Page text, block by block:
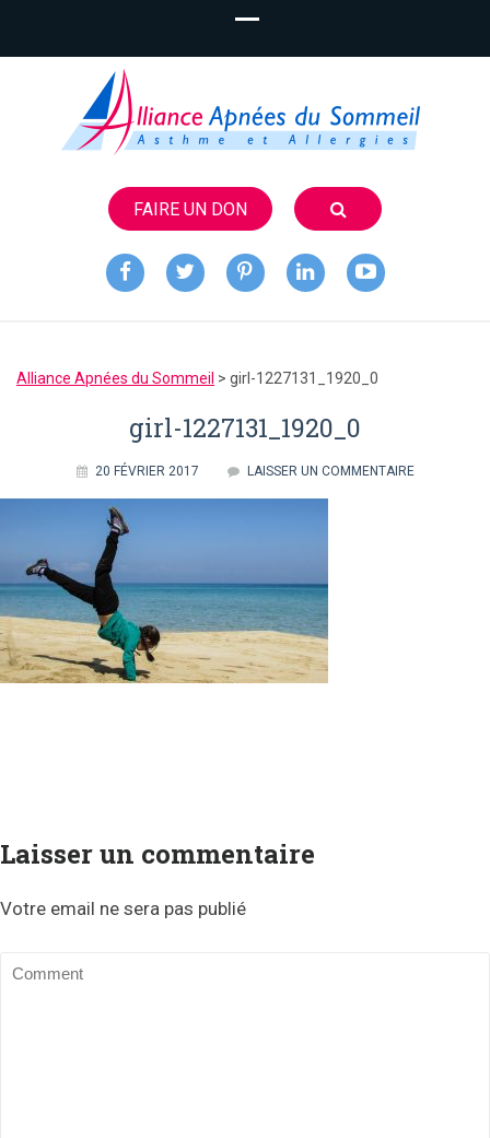
FAIRE UN DON
Alliance
Apnées du
Sommeil
Alliance Apnées du Sommeil > girl-1227131_1920_0
girl-1227131_1920_0
20 FÉVRIER 2017 LAISSER UN COMMENTAIRE
Laisser un commentaire
Votre email ne sera pas publié